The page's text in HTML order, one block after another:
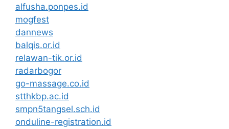
alfusha.ponpes.id
mogfest
dannews
balqis.or.id
relawan-tik.or.id
radarbogor
go-massage.co.id
stthkbp.ac.id
smpn5tangsel.sch.id
onduline-registration.id